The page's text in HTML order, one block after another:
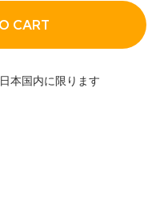
CART
本国内に限ります